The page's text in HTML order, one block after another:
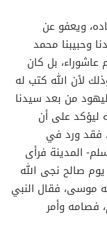
ويعفو عن
وحبيبنا محمد
بل كان
لأن الله كتب له
من بعد سيدنا
ليؤكد على أن
فقد ورد في
المدينة فرأى
صالح نجى الله
موسى، فقال النبي
فصامه وأمر